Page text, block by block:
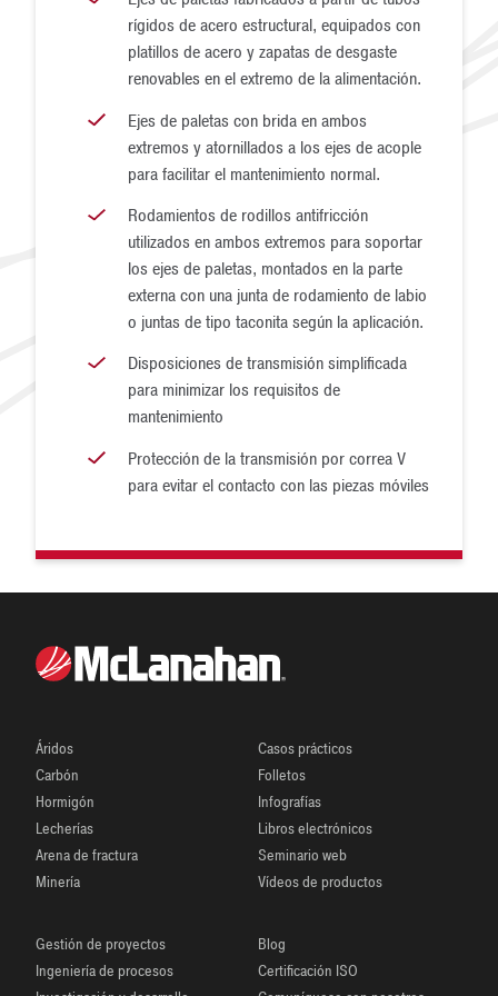
Pugmaster
La Pugmaster es la mezcladora Pug Mill de McLanahan
para servicio pesado. Mezcla de forma eficaz el polvo con
varios líquidos para permitir el transporte sin que las
partículas se escapen a la atmósfera. Cuando los
materiales no se mezclan fácilmente, generalmente
ofrecemos la Pugmaster. Las transmisiones de la
resistencia equipado con juntas de taconita y
acoplamientos tipo eje flexible para conectar el reductor a
permiten una acción de mezcla vigorosa.
rígidos de acero estructural, equipados con
platillos de acero y zapatas de desgaste
renovables en el extremo de la alimentación.
Ejes de paletas con brida en ambos
extremos y atornillados a los ejes de acople
para facilitar el mantenimiento normal.
Rodamientos de rodillos antifricción
utilizados en ambos extremos para soportar
los ejes de paletas, montados en la parte
externa con una junta de rodamiento de labio
o juntas de tipo taconita según la aplicación.
Disposiciones de transmisión simplificada
para minimizar los requisitos de
mantenimiento
Protección de la transmisión por correa V
para evitar el contacto con las piezas móviles
Áridos
Carbón
Hormigón
Lecherías
Arena de fractura
Minería
Casos prácticos
Folletos
Infografías
Libros electrónicos
Seminario web
Vídeos de productos
Gestión de proyectos
Ingeniería de procesos
Blog
Certificación ISO